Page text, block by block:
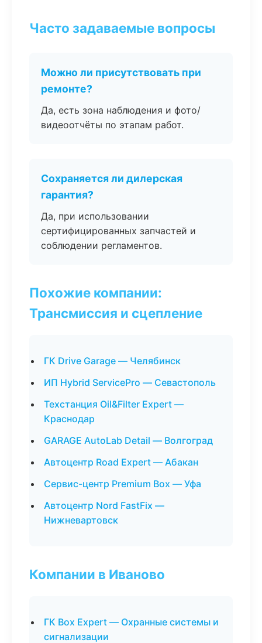
Часто задаваемые вопросы
Можно ли присутствовать при
ремонте?
Да, есть зона наблюдения и фото/
видеоотчёты по этапам работ.
Сохраняется ли дилерская
гарантия?
Да, при использовании
сертифицированных запчастей и
соблюдении регламентов.
Похожие компании:
Трансмиссия и сцепление
ГК Drive Garage — Челябинск
ИП Hybrid ServicePro — Севастополь
Техстанция Oil&Filter Expert —
Краснодар
GARAGE AutoLab Detail — Волгоград
Автоцентр Road Expert — Абакан
Сервис-центр Premium Box — Уфа
Автоцентр Nord FastFix —
Нижневартовск
Компании в Иваново
ГК Box Expert — Охранные системы и
сигнализации